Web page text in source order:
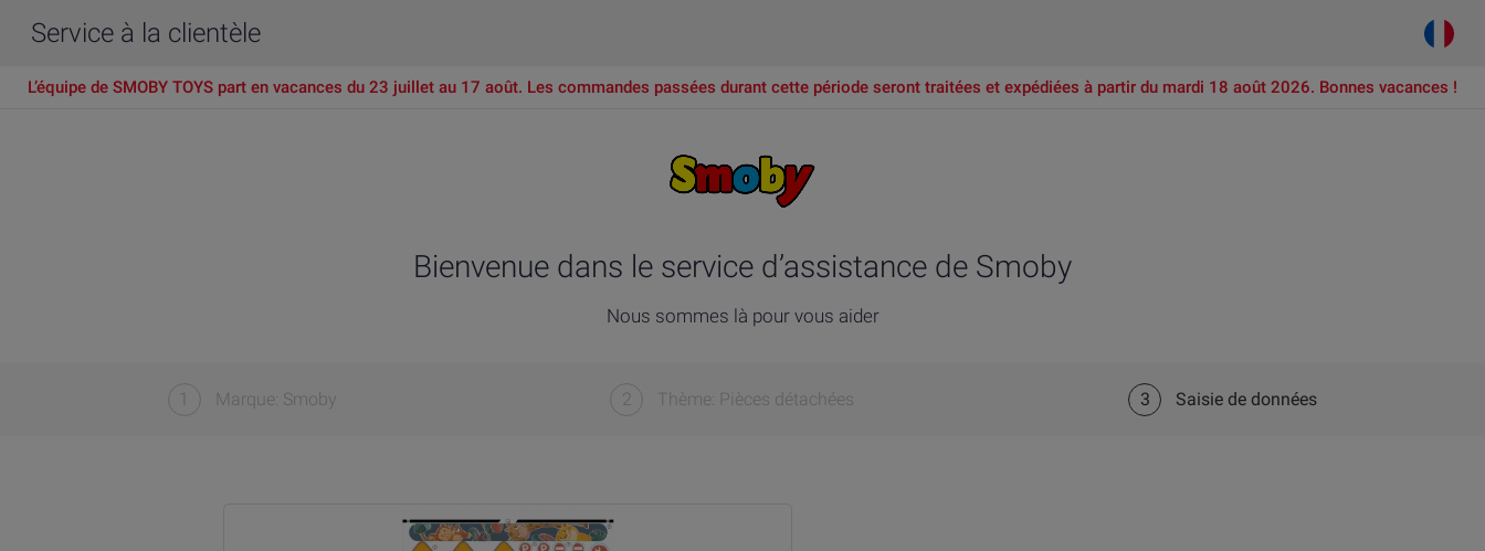
Service à la clientèle
L’équipe de SMOBY TOYS part en vacances du 23 juillet au 17 août. Les commandes passées durant cette période seront traitées et expédiées à partir du mardi 18 août 2026. Bonnes vacances !
Bienvenue dans le service d’assistance de Smoby
Nous sommes là pour vous aider
1 Marque: Smoby 2 Thème: Pièces détachées 3 Saisie de données